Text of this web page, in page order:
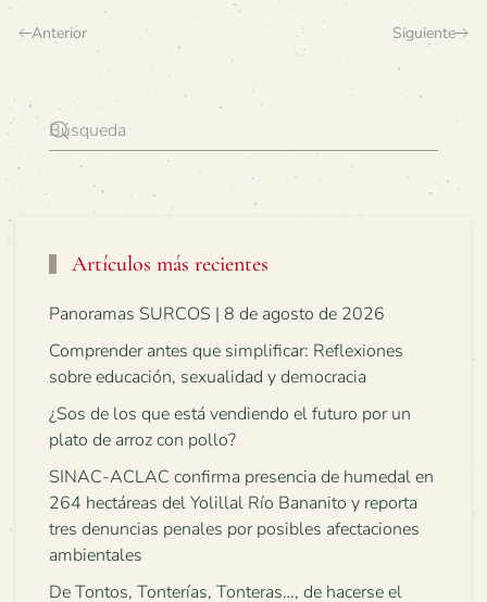
Anterior Siguiente
Artículos más recientes
Panoramas SURCOS | 8 de agosto de 2026
Comprender antes que simplificar: Reflexiones
sobre educación, sexualidad y democracia
¿Sos de los que está vendiendo el futuro por un
plato de arroz con pollo?
SINAC-ACLAC confirma presencia de humedal en
264 hectáreas del Yolillal Río Bananito y reporta
tres denuncias penales por posibles afectaciones
ambientales
De Tontos, Tonterías, Tonteras…, de hacerse el